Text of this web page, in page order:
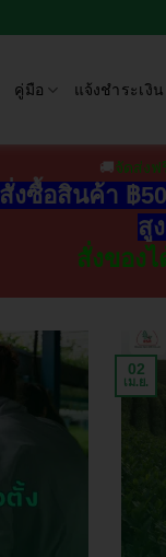
คู่มือ แจ้งชำระเงิน
🚚 จัดส่งฟ
งซื้อสินค้า ฿
สู
สั่งของ
02
เม.ย.